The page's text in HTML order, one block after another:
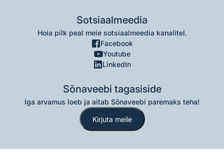
Sotsiaalmeedia
Hoia pilk peal meie sotsiaalmeedia kanalitel.
Facebook
Youtube
LinkedIn
Sõnaveebi tagasiside
Iga arvamus loeb ja aitab Sõnaveebi paremaks teha!
Kirjuta meile